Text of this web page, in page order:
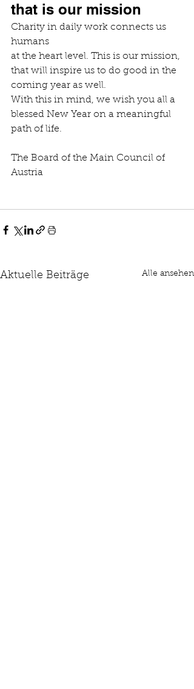
that is our mission
Charity in daily work connects us
humans
at the heart level. This is our mission,
that will inspire us to do good in the
coming year as well.
With this in mind, we wish you all a
blessed New Year on a meaningful
path of life.
The Board of the Main Council of
Austria
Aktuelle Beiträge Alle ansehen